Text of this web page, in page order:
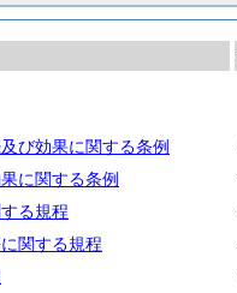
び効果に関する条例
に関する条例
る規程
関する規程